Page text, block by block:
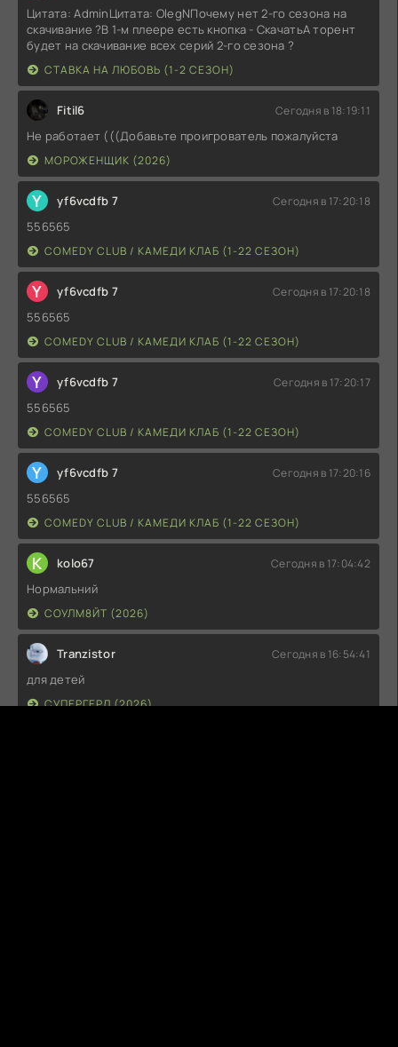
Цитата: AdminЦитата: OlegNПочему нет 2-го сезона на
скачивание ?В 1-м плеере есть кнопка - СкачатьА торент
будет на скачивание всех серий 2-го сезона ?
СТАВКА НА ЛЮБОВЬ (1-2 СЕЗОН)
Fitil6 Сегодня в 18:19:11
Не работает (((Добавьте проигрователь пожалуйста
МОРОЖЕНЩИК (2026)
Y yf6vcdfb 7 Сегодня в 17:20:18
556565
COMEDY CLUB / КАМЕДИ КЛАБ (1-22 СЕЗОН)
Y yf6vcdfb 7 Сегодня в 17:20:18
556565
COMEDY CLUB / КАМЕДИ КЛАБ (1-22 СЕЗОН)
Y yf6vcdfb 7 Сегодня в 17:20:17
556565
COMEDY CLUB / КАМЕДИ КЛАБ (1-22 СЕЗОН)
Y yf6vcdfb 7 Сегодня в 17:20:16
556565
COMEDY CLUB / КАМЕДИ КЛАБ (1-22 СЕЗОН)
K kolo67 Сегодня в 17:04:42
Нормальний
СОУЛМ8ЙТ (2026)
Tranzistor Сегодня в 16:54:41
для детей
СУПЕРГЕРЛ (2026)